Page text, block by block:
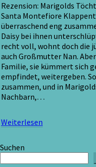
Rezension: Marigolds
Santa Montefiore
überraschend eng
Daisy bei ihnen
recht voll, wohnt doch die
auch Großmutter Nan.
Familie, sie kümmert sich
empfindet, weitergeben.
zusammen, und in
Nachbarn,…
Weiterlesen
Suchen